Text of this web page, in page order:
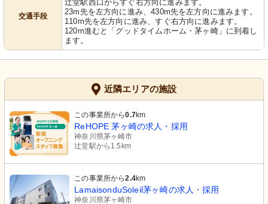
交通手段
辻堂駅西口からすぐ右方向に進みます。
23m先を左方向に進み、430m先を左方向に進みます。
110m先を左方向に進み、すぐ右方向に進みます。
120m進むと「グッドタイムホーム・茅ヶ崎」に到着し
ます。
近隣エリアの施設
この事業所から0.7km
ReHOPE 茅ヶ崎の求人・採用
神奈川県茅ヶ崎市
辻堂駅から1.5km
この事業所から2.4km
LamaisonduSoleil茅ヶ崎の求人・採用
神奈川県茅ヶ崎市